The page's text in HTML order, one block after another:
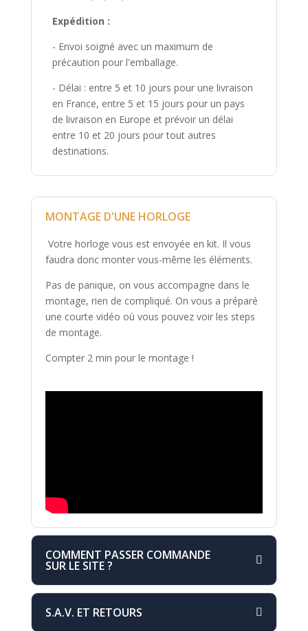
Expédition :
- Envoi soigné avec un maximum de
précaution pour l'emballage.
- Délai : entre 5 et 10 jours pour une livraison
en France, entre 5 et 15 jours pour un pays
de livraison en Europe et prévoir un délai
entre 10 et 20 jours pour tout autres
destinations.
MONTAGE D'UNE HORLOGE
Votre horloge vous est envoyée en kit. Il vous
faudra donc monter vous-même les éléments.
Pas de panique, on vous accompagne dans le
montage, rien de compliqué. On vous a préparé
une courte vidéo où vous pouvez voir les steps
de montage.
Compter 2 min pour le montage !
COMMENT PASSER COMMANDE
SUR LE SITE ?
S.A.V. ET RETOURS